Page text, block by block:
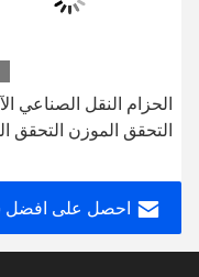
الحزام النقل الصناعي
التحقق الموزن التحقق
احصل على افضل